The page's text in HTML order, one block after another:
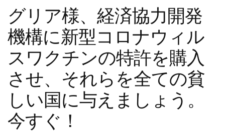
グリア様、経済協力開発
機構に新型コロナウィル
スワクチンの特許を購入
させ、それらを全ての貧
しい国に与えましょう。
今すぐ！